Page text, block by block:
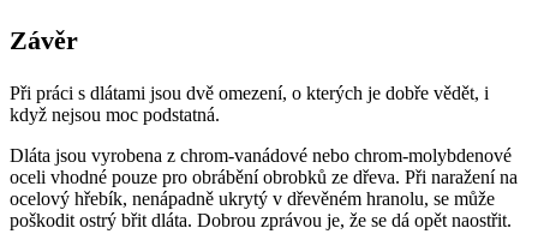
Závěr
Při práci s dlátami jsou dvě omezení, o kterých je dobře vědět, i
když nejsou moc podstatná.
Dláta jsou vyrobena z chrom-vanádové nebo chrom-molybdenové
oceli vhodné pouze pro obrábění obrobků ze dřeva. Při naražení na
ocelový hřebík, nenápadně ukrytý v dřevěném hranolu, se může
poškodit ostrý břit dláta. Dobrou zprávou je, že se dá opět naostřit.